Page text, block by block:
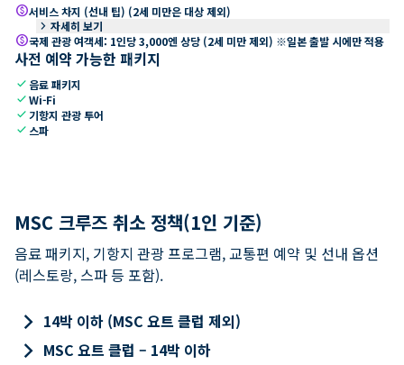
paid서비스 차지 (선내 팁) (2세 미만은 대상 제외)
keyboard_arrow_right 자세히 보기
paid국제 관광 여객세: 1인당 3,000엔 상당 (2세 미만 제외) ※일본 출발 시에만 적용
사전 예약 가능한 패키지
check 음료 패키지
checkWi-Fi
check 기항지 관광 투어
check 스파
MSC 크루즈 취소 정책(1인 기준)
음료 패키지, 기항지 관광 프로그램, 교통편 예약 및 선내 옵션
(레스토랑, 스파 등 포함).
keyboard_arrow_right 14박 이하 (MSC 요트 클럽 제외)
keyboard_arrow_right MSC 요트 클럽 – 14박 이하